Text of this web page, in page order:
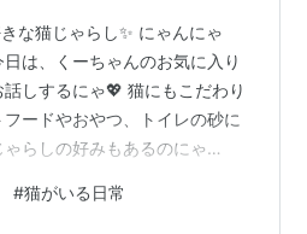
な猫じゃらし✨ にゃんにゃ
は、くーちゃんのお気に入り
しするにゃ💖 猫にもこだわり
ードやおやつ、トイレの砂に
らしの好みもあるのにゃ
…💦 でも！！以前、とーって
#猫がいる日常